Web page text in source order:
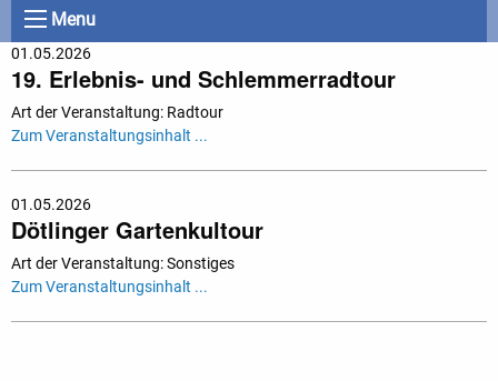
Menu
01.05.2026
19. Erlebnis- und Schlemmerradtour
Art der Veranstaltung: Radtour
Zum Veranstaltungsinhalt ...
01.05.2026
Dötlinger Gartenkultour
Art der Veranstaltung: Sonstiges
Zum Veranstaltungsinhalt ...